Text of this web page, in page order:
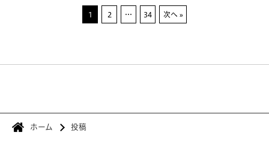
1 2 … 34 次へ »
ホーム 投稿